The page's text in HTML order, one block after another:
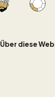
Über diese